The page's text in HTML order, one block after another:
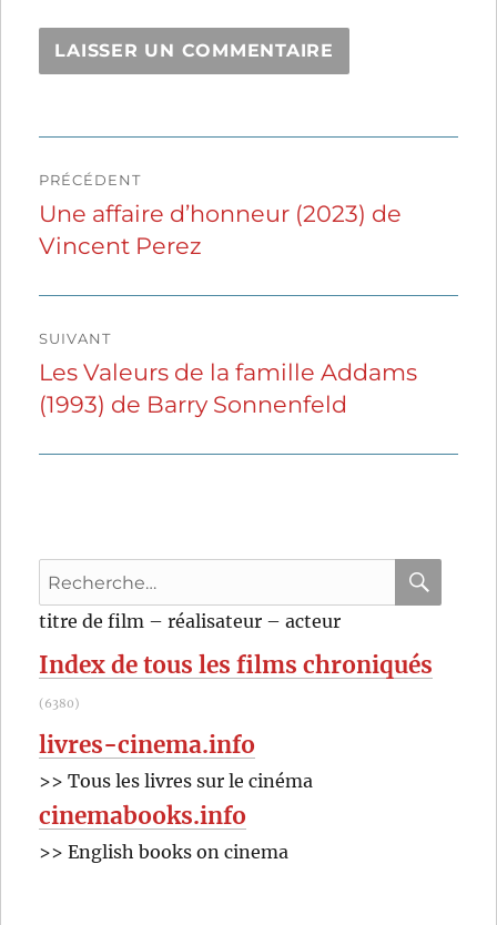
de
l’article
PRÉCÉDENT
Publication
précédente :
Une affaire d’honneur (2023) de
Vincent Perez
SUIVANT
Publication
suivante :
Les Valeurs de la famille Addams
(1993) de Barry Sonnenfeld
Recherche
pour
:
titre de film – réalisateur – acteur
Index de tous les films chroniqués
(6380)
livres-cinema.info
>> Tous les livres sur le cinéma
cinemabooks.info
>> English books on cinema